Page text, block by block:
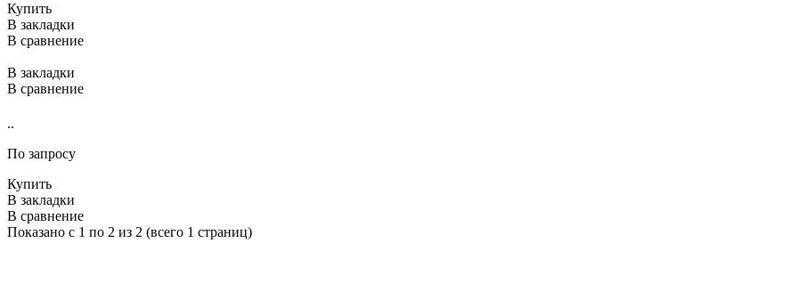
Купить
В закладки
В сравнение
В закладки
В сравнение
..
По запросу
Купить
В закладки
В сравнение
Показано с 1 по 2 из 2 (всего 1 страниц)